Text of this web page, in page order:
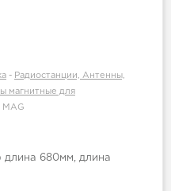
- Радиостанции, Антенны,
магнитные для
MAG
длина 680мм, длина